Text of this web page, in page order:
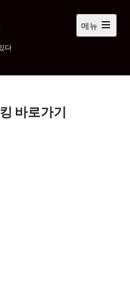
다
메뉴
메
열
바로가기